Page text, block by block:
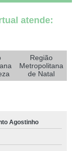
atende:
Região
Metropolitana
de Natal
Agostinho